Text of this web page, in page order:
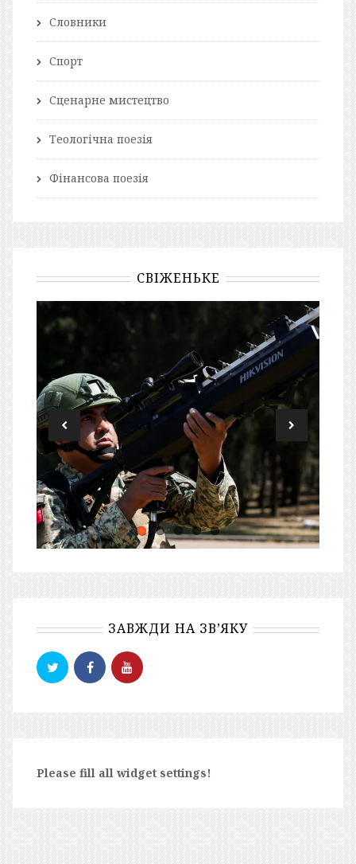
Словники
Спорт
Сценарне мистецтво
Теологічна поезія
Фінансова поезія
СВІЖЕНЬКЕ
ЗАВЖДИ НА ЗВ’ЯКУ
Please fill all widget settings!